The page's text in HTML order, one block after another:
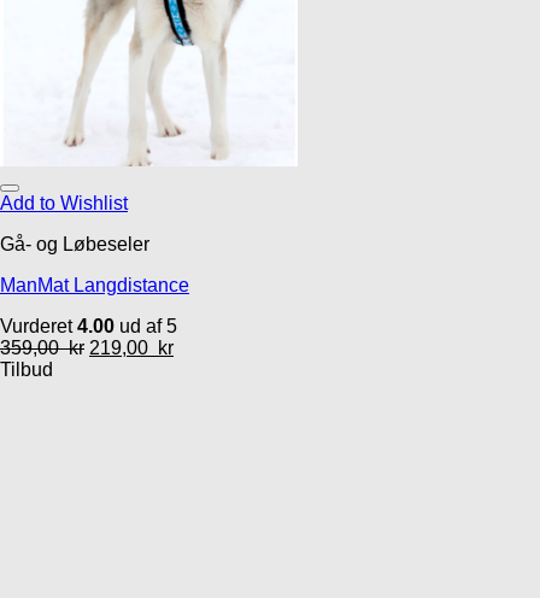
Add to Wishlist
Gå- og Løbeseler
ManMat Langdistance
Vurderet4.00 ud af 5
359,00kr 219,00 kr
Tilbud